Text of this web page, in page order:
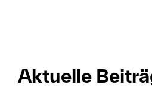
Aktuelle